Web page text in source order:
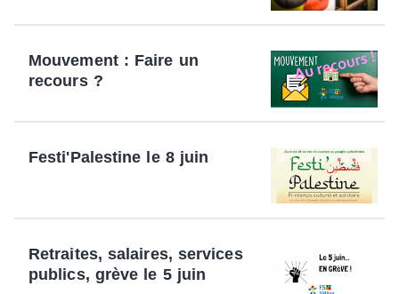
Mouvement : Faire un
recours ?
Festi'Palestine le 8 juin
Retraites, salaires, services
publics, grève le 5 juin